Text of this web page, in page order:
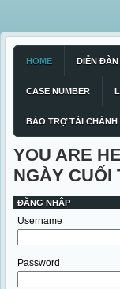
HOME DIỄN ĐÀN
CASE NUMBER
BẢO TRỢ TÀI CHÁNH
YOU ARE
NGÀY CUỐI
ĐĂNG NHẬP
Username
Password